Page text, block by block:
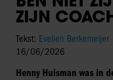
ZIJN
Tekst: Evelien Berkemeijer
16/06/2026
Henny Huisman was in